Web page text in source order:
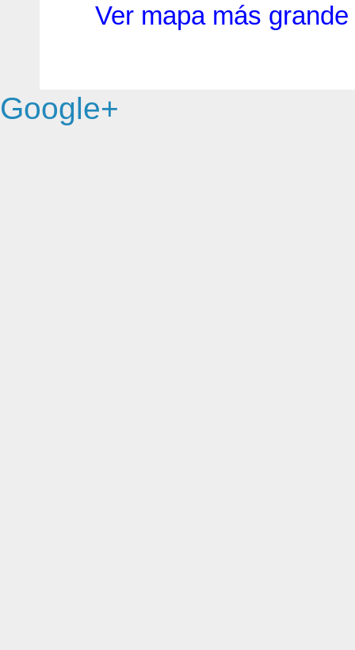
Ver mapa más grande
Google+